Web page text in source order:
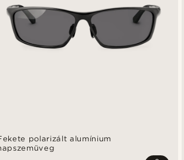
polarizált alumínium